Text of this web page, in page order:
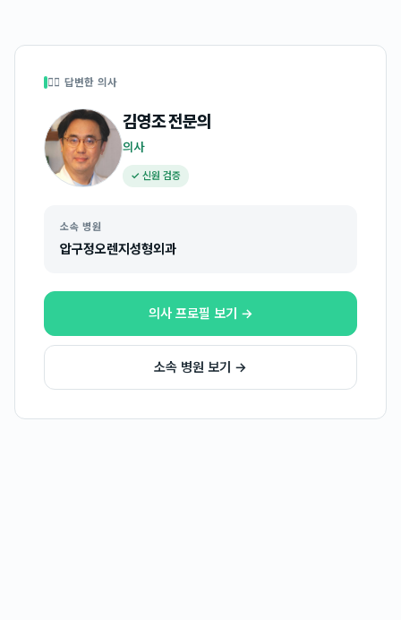
👩‍⚕️ 답변한 의사
김영조전문의
의사
✓ 신원 검증
소속 병원
압구정오렌지성형외과
의사 프로필 보기 →
소속 병원 보기 →